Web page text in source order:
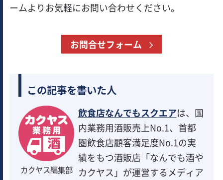
ームよりお気軽にお問い合わせください。
お問合せフォーム
この記事を書いた人
カクヤス編集部
飲食店なんでもスクエアは、国
内業務用酒販売上No.1、首都
圏飲食店顧客満足度No.1の実
績をもつ酒販店「なんでも酒や
カクヤス」が運営するメディア